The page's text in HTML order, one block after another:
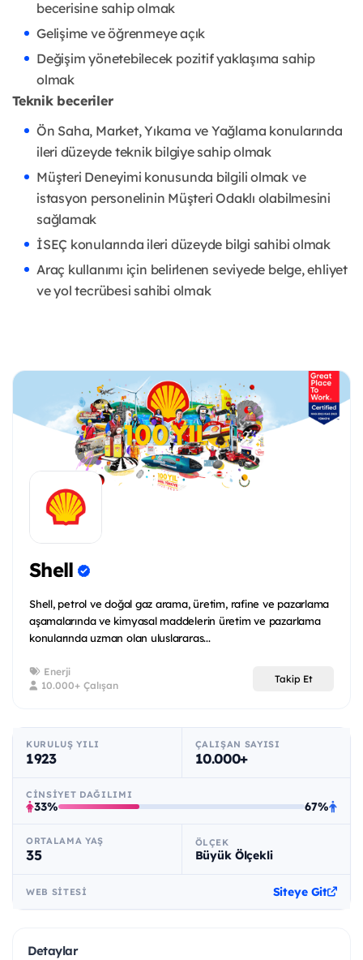
becerisine sahip olmak
Gelişime ve öğrenmeye açık
Değişim yönetebilecek pozitif yaklaşıma sahip
olmak
Teknik beceriler
Ön Saha, Market, Yıkama ve Yağlama konularında
ileri düzeyde teknik bilgiye sahip olmak
Müşteri Deneyimi konusunda bilgili olmak ve
istasyon personelinin Müşteri Odaklı olabilmesini
sağlamak
İSEÇ konularında ileri düzeyde bilgi sahibi olmak
Araç kullanımı için belirlenen seviyede belge, ehliyet
ve yol tecrübesi sahibi olmak
Shell
Shell, petrol ve doğal gaz arama, üretim, rafine ve pazarlama
aşamalarında ve kimyasal maddelerin üretim ve pazarlama
konularında uzman olan uluslararas...
Enerji
10.000+ Çalışan
Takip Et
KURULUŞ YILI
1923
ÇALIŞAN SAYISI
10.000+
CINSIYET DAĞILIMI
33% 67%
ORTALAMA YAŞ
35
ÖLÇEK
Büyük Ölçekli
WEB SITESI Siteye Git
Detaylar